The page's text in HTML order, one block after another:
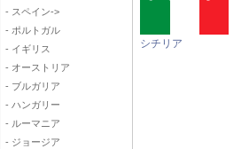
- スペイン->
- ポルトガル
- イギリス
- オーストリア
- ブルガリア
- ハンガリー
- ルーマニア
- ジョージア
シチリア